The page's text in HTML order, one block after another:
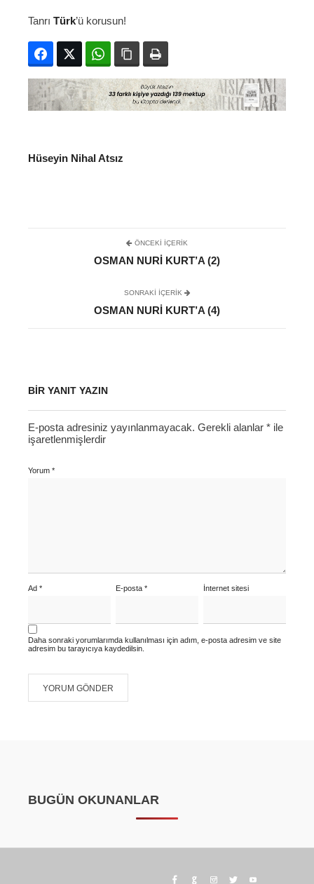
Tanrı Türk’ü korusun!
FacebookTwitter WhatsAppBağlanıyı kopyala
Hüseyin Nihal Atsız
ÖNCEKI İÇERIK
OSMAN NURI KURT’A (2)
SONRAKI IÇERIK
OSMAN NURI KURT’A (4)
BIR YANIT YAZIN
E-posta adresiniz yayınlanmayacak. Gerekli alanlar * ile
işaretlenmişlerdir
Yorum *
Ad * E-posta* İnternet sitesi
Daha sonraki yorumlarımda kullanılması için adım, e-posta adresim ve site
adresim bu tarayıcıya kaydedilsin.
BUGÜN OKUNANLAR